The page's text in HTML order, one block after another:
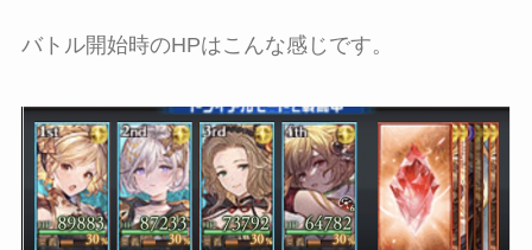
バトル開始時のHPはこんな感じです。